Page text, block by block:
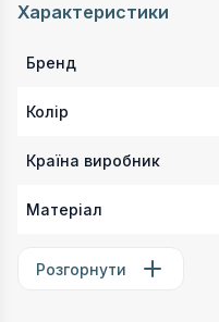
Характеристики
Бренд
Колір
Країна виробник
Матеріал
Розгорнути